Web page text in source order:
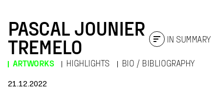
PASCAL JOUNIER
TREMELO
ARTWORKS HIGHLIGHTS BIO / BIBLIOGRAPHY
IN SUMMARY
21.12.2022